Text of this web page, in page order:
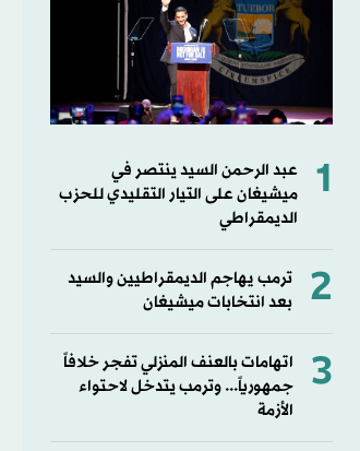
1
عبد الرحمن السيد ينتصر في
ميشيغان على التيار التقليدي للحزب
الديمقراطي
2
ترمب يهاجم الديمقراطيين والسيد
بعد انتخابات ميشيغان
3
اتهامات بالعنف المنزلي تفجر خلافاً
جمهورياً... وترمب يتدخل لاحتواء
الأزمة